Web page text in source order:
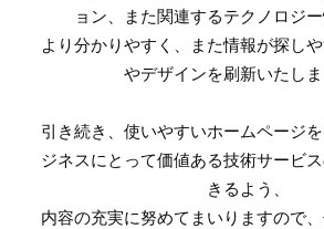
ョン、また関連するテクノロジー
より分かりやすく、また情報が探し
やデザインを刷新いたしま
引き続き、使いやすいホームページ
ジネスにとって価値ある技術サービ
きるよう、
内容の充実に努めてまいりますので